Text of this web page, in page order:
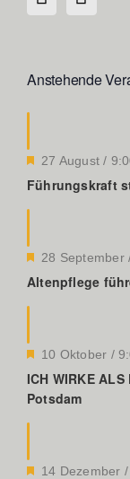
Anstehende
27 August /
Führungskraft
28 September
Altenpflege
10 Oktober /
ICH WIRKE
Potsdam
Hervorgehoben
14 Dezember